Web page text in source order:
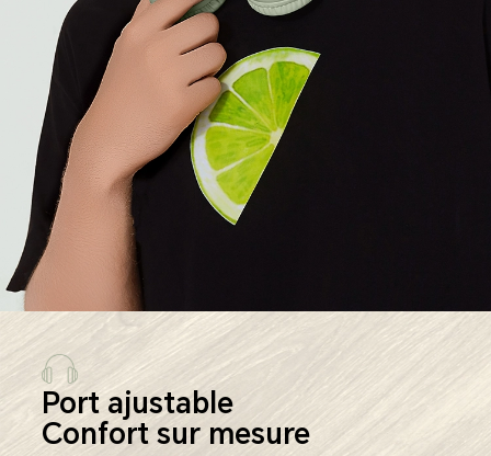
Port ajustable
Confort sur mesure